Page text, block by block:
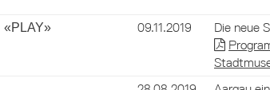
«PLAY» 09.11.2019
Die neue